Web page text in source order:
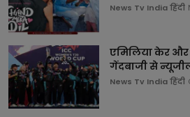
News Tv India हिंदी
एमिलिया केर
गेंदबाजी से
News Tv India हिंदी